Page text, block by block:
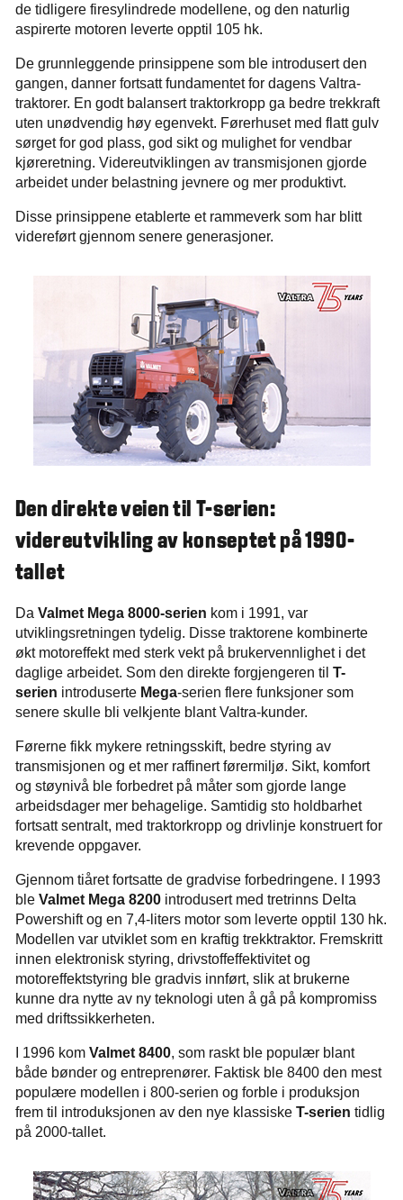
de tidligere firesylindrede modellene, og den naturlig
aspirerte motoren leverte opptil 105 hk.
De grunnleggende prinsippene som ble introdusert den
gangen, danner fortsatt fundamentet for dagens Valtra-
traktorer. En godt balansert traktorkropp ga bedre trekkraft
uten unødvendig høy egenvekt. Førerhuset med flatt gulv
sørget for god plass, god sikt og mulighet for vendbar
kjøreretning. Videreutviklingen av transmisjonen gjorde
arbeidet under belastning jevnere og mer produktivt.
Disse prinsippene etablerte et rammeverk som har blitt
videreført gjennom senere generasjoner.
Den direkte veien til T-serien:
videreutvikling av konseptet på 1990-
tallet
Da Valmet Mega 8000-serien kom i 1991, var
utviklingsretningen tydelig. Disse traktorene kombinerte
økt motoreffekt med sterk vekt på brukervennlighet i det
daglige arbeidet. Som den direkte forgjengeren til T-
serien introduserte Mega-serien flere funksjoner som
senere skulle bli velkjente blant Valtra-kunder.
Førerne fikk mykere retningsskift, bedre styring av
transmisjonen og et mer raffinert førermiljø. Sikt, komfort
og støynivå ble forbedret på måter som gjorde lange
arbeidsdager mer behagelige. Samtidig sto holdbarhet
fortsatt sentralt, med traktorkropp og drivlinje konstruert for
krevende oppgaver.
Gjennom tiåret fortsatte de gradvise forbedringene. I 1993
ble Valmet Mega 8200introdusert med tretrinns Delta
Powershift og en 7,4-liters motor som leverte opptil 130 hk.
Modellen var utviklet som en kraftig trekktraktor. Fremskritt
innen elektronisk styring, drivstoffeffektivitet og
motoreffektstyring ble gradvis innført, slik at brukerne
kunne dra nytte av ny teknologi uten å gå på kompromiss
med driftssikkerheten.
I 1996 kom Valmet 8400, som raskt ble populær blant
både bønder og entreprenører. Faktisk ble 8400 den mest
populære modellen i 800-serien og forble i produksjon
frem til introduksjonen av den nye klassiske T-serien tidlig
på 2000-tallet.